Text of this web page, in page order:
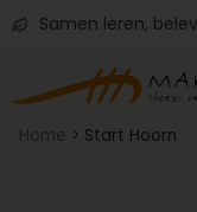
Samen leren,
Home > Start Hoorn